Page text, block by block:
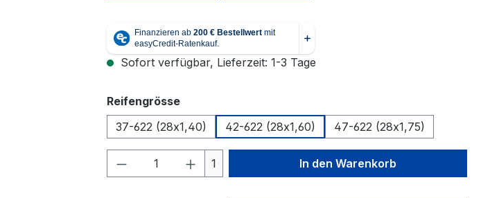
Sofort verfügbar, Lieferzeit: 1-3 Tage
Reifengrösseauswählen
37-622 (28x1,40)
42-622 (28x1,60) 47-622 (28x1,75)
Produkt Anzahl: Gib den gewünschten Wert
1 In den Warenkorb